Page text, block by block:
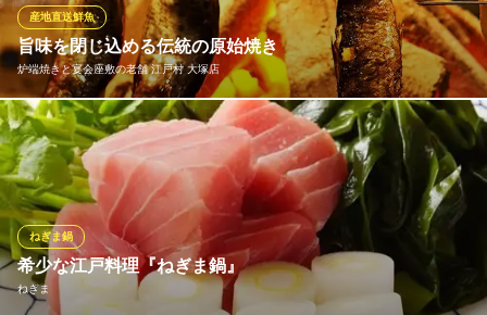
ＪＲ大塚駅 徒歩3分
東京都豊島区北大塚2-11-3 2F
旨味を閉じ込める伝統の原始焼き
炉端焼きと宴会座敷の老舗 江戸村 大塚店
産地直送鮮魚
魚や野菜などの素材を炭火でじっくりと焼き上げる原始焼き。遠
火の強火でじっくり焼くことで、余分な脂が落ち、外は香ばしく
中はふっくら。素材本来の旨味を存分に引き出す、豪快かつ繊細
な焼きの技。シンプルだからこそ、職人の腕が光る名物料理で
す。
炉端焼きと宴会座敷の老舗 江戸村 大塚店
大塚 居酒屋
希少な江戸料理『ねぎま鍋』
ねぎま
ねぎま鍋